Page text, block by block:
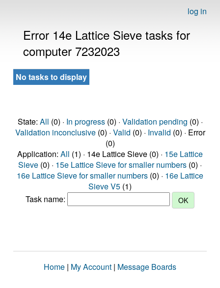
log in
Error 14e Lattice Sieve tasks for
computer 7232023
No tasks to display
State: All (0) · In progress(0) · Validation pending (0) ·
Validation inconclusive(0) · Valid (0) · Invalid (0) · Error
(0)
Application: All (1) · 14e Lattice Sieve (0) · 15e Lattice
Sieve (0) · 15e Lattice Sieve for smaller numbers (0) ·
16e Lattice Sieve for smaller numbers (0) · 16e Lattice
Sieve V5 (1)
Task name:
Home | My Account | Message Boards